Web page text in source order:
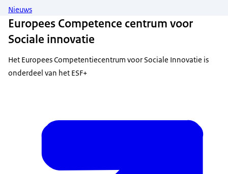
Nieuws
Europees Competence centrum voor
Sociale innovatie
Het Europees Competentiecentrum voor Sociale Innovatie is
onderdeel van het ESF+